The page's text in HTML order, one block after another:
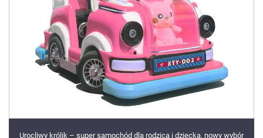
Urocliwy królik – super samochód dla rodzica i dziecka, nowy wybór